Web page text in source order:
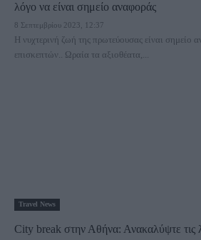
λόγο να είναι σημείο αναφοράς
8 Σεπτεμβρίου 2023, 12:37
Η νυχτερινή ζωή της πρωτεύουσας είναι σημείο
επισκεπτών.. Ωραία τα αξιοθέατα,...
Travel News
City break στην Αθήνα: Ανακαλύψτε τις